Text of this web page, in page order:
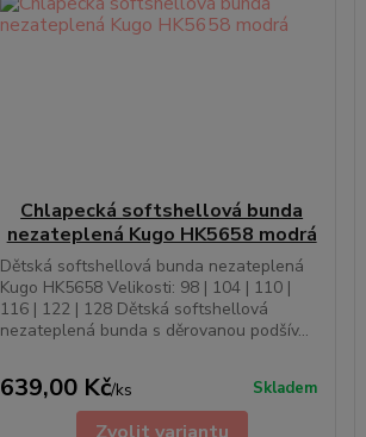
Chlapecká softshellová bunda
nezateplená Kugo HK5658 modrá
Dětská softshellová bunda nezateplená
Kugo HK5658 Velikosti: 98 | 104 | 110 |
116 | 122 | 128 Dětská softshellová
nezateplená bunda s děrovanou podšív...
639,00 Kč/ks Skladem